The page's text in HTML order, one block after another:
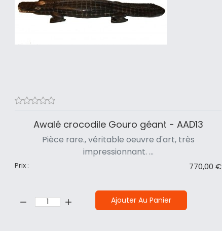
Awalé crocodile Gouro géant - AAD13
Pièce rare., véritable oeuvre d'art, très
impressionnant. ...
Prix : 770,00 €
Quantité: Ajouter Au Panier